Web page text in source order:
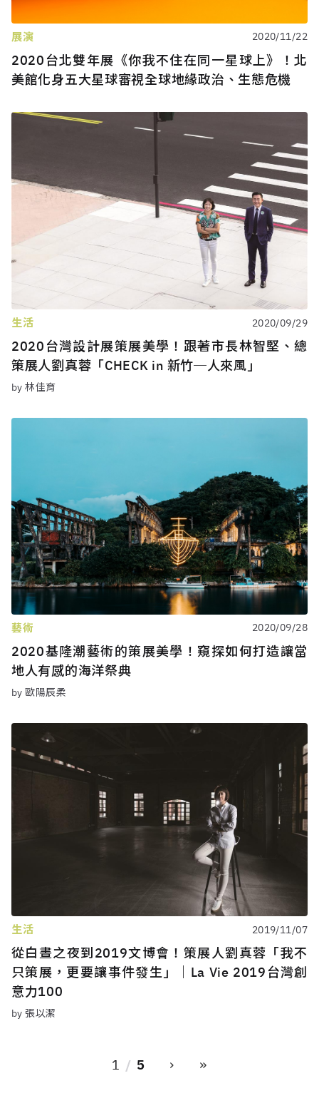
展演 2020/11/22
2020台北雙年展《你我不住在同一星球上》！北
美館化身五大星球審視全球地緣政治、生態危機
生活 2020/09/29
2020台灣設計展策展美學！跟著市長林智堅、總
策展人劉真蓉「CHECK in 新竹─人來風」
by 林佳育
藝術 2020/09/28
2020基隆潮藝術的策展美學！窺探如何打造讓當
地人有感的海洋祭典
by 歐陽辰柔
生活 2019/11/07
從白晝之夜到2019文博會！策展人劉真蓉「我不
只策展，更要讓事件發生」｜La Vie 2019台灣創
意力100
by 張以潔
› »
1 5